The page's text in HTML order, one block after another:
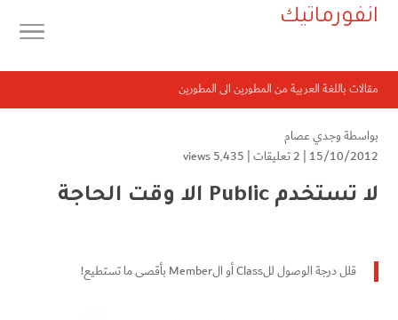
انفورماتيك
مقالات باللغة العربية من المطورين الى المطورين
بواسطةوجدي عصام
15/10/2012 | 2 تعليقات | 5٬435 views
لا تستخدم Public الا وقت الحاجة
قلل درجة الوصول للClass أو الMember بأقصى ما تستطيع!